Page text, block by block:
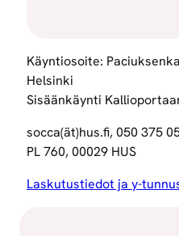
Käyntiosoite:
Helsinki
Sisäänkäynti
socca(ät)hus.fi, 050 375
PL 760, 00029 HUS
Laskutustiedot ja y-